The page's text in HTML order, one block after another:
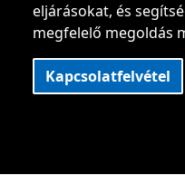
eljárásokat, és
megfelelő megoldás
Kapcsolatfelvétel